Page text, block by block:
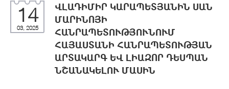
14
03, 2025
ՎԼԱԴԻՄԻՐ ԿԱՐԱՊԵՏՅԱՆԻՆ ՍԱՆ
ՄԱՐԻՆՈՅԻ
ՀԱՆՐԱՊԵՏՈՒԹՅՈՒՆՈՒՄ
ՀԱՅԱՍՏԱՆԻ ՀԱՆՐԱՊԵՏՈՒԹՅԱՆ
ԱՐՏԱԿԱՐԳ ԵՎ ԼԻԱԶՈՐ ԴԵՍՊԱՆ
ՆՇԱՆԱԿԵԼՈՒ ՄԱՍԻՆ